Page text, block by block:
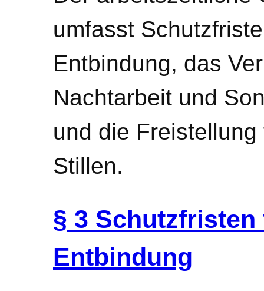
umfasst
Entbindung, das
Nachtarbeit und
und die
Stillen.
§ 3
Entbindung